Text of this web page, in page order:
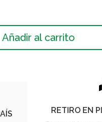
Añadir al carrito
RETIRO EN